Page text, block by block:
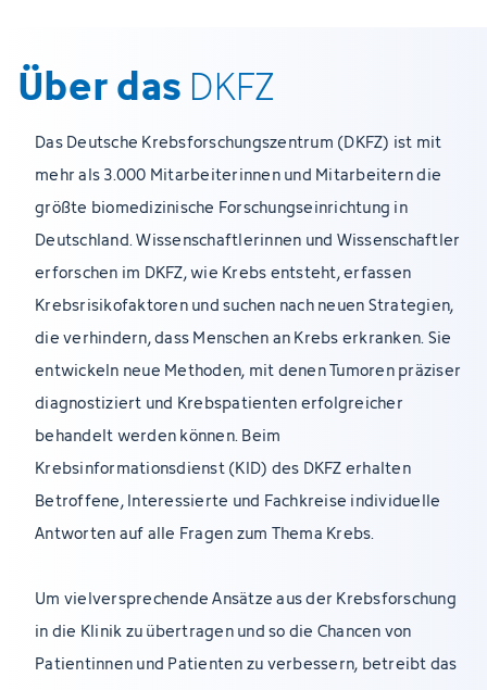
Über das DKFZ
Das Deutsche Krebsforschungszentrum (DKFZ) ist mit
mehr als 3.000 Mitarbeiterinnen und Mitarbeitern die
größte biomedizinische Forschungseinrichtung in
Deutschland. Wissenschaftlerinnen und Wissenschaftler
erforschen im DKFZ, wie Krebs entsteht, erfassen
Krebsrisikofaktoren und suchen nach neuen Strategien,
die verhindern, dass Menschen an Krebs erkranken. Sie
entwickeln neue Methoden, mit denen Tumoren präziser
diagnostiziert und Krebspatienten erfolgreicher
behandelt werden können. Beim
Krebsinformationsdienst (KID) des DKFZ erhalten
Betroffene, Interessierte und Fachkreise individuelle
Antworten auf alle Fragen zum Thema Krebs.
Um vielversprechende Ansätze aus der Krebsforschung
in die Klinik zu übertragen und so die Chancen von
Patientinnen und Patienten zu verbessern, betreibt das